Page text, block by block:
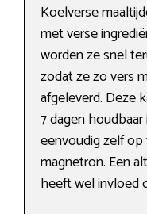
Koelverse
met verse
worden ze snel
zodat ze zo vers
afgeleverd. Deze
7 dagen
eenvoudig zelf
magnetron. Een
heeft wel invloed